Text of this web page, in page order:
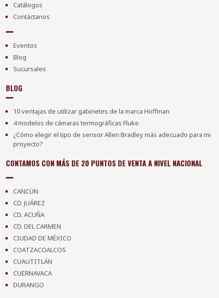
Catálogos
Contáctanos
Eventos
Blog
Sucursales
BLOG
10 ventajas de utilizar gabinetes de la marca Hoffman
4 modelos de cámaras termográficas Fluke
¿Cómo elegir el tipo de sensor Allen Bradley más adecuado para mi
proyecto?
CONTAMOS CON MÁS DE 20 PUNTOS DE VENTA A NIVEL NACIONAL
CANCÚN
CD. JUÁREZ
CD. ACUÑA
CD. DEL CARMEN
CIUDAD DE MÉXICO
COATZACOALCOS
CUAUTITLÁN
CUERNAVACA
DURANGO